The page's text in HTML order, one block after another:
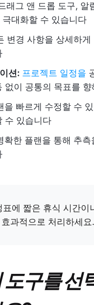
래그 앤 드롭 도구, 알
대화할 수 있습니다
변경 사항을 상세하
션: 프로젝트 일정을
없이 공통의 목표를
을 빠르게 수정할 수
수 있습니다
확한 플랜을 통해 추
표에 짧은 휴식 시간이
과적으로 처리하세요.
도구를 선